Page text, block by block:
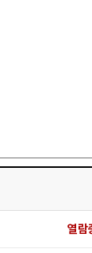
열람